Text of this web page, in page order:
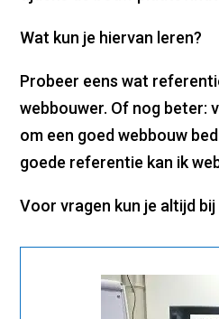
Wat kun je hiervan leren?
Probeer eens wat
webbouwer. Of nog beter:
om een goed webbouw
goede referentie kan ik
Voor vragen kun je altijd